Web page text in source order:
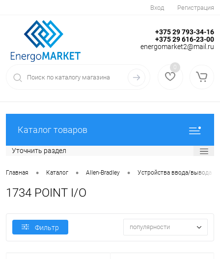
Вход Регистрация
+375 29 793-34-16
+375 29 616-23-00
energomarket2@mail.ru
0
Каталог товаров
Уточнить раздел
Главная • Каталог • Allen-Bradley • Устройства ввода/вывода
1734 POINT I/O
Фильтр популярности